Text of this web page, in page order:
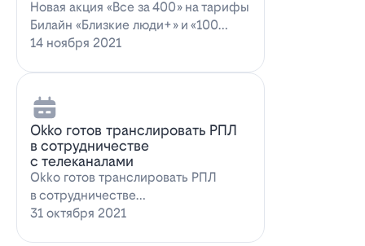
Новая акция «Все за 400» на тарифы
Билайн «Близкие люди+» и «100
Мбит…
14 ноября 2021
Оkko готов транслировать РПЛ
в сотрудничестве
с телеканалами
Оkko готов транслировать РПЛ
в сотрудничестве
с каналамиВидеосервис Okko
31 октября 2021